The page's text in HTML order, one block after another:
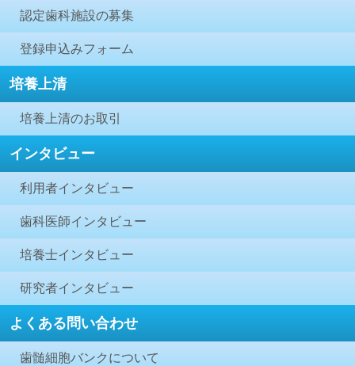
認定歯科施設の募集
登録申込みフォーム
培養上清
培養上清のお取引
インタビュー
利用者インタビュー
歯科医師インタビュー
培養士インタビュー
研究者インタビュー
よくある問い合わせ
歯髄細胞バンクについて